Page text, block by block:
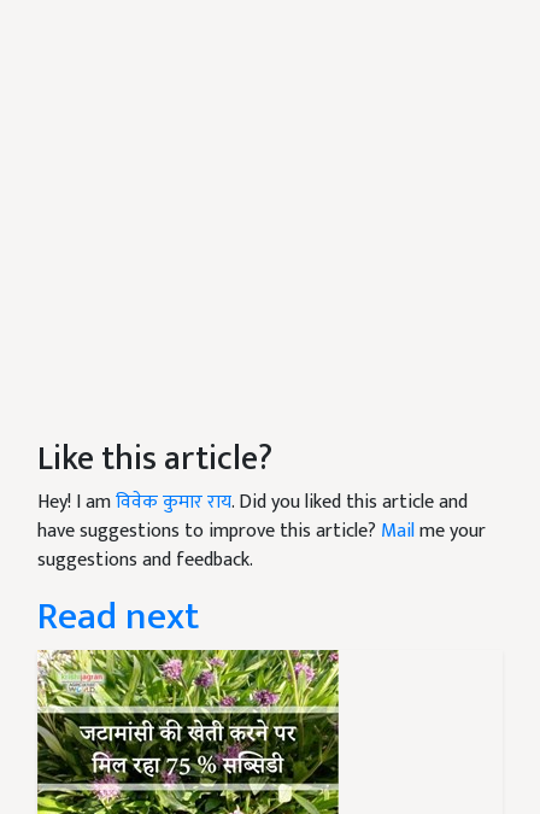
Like this article?
Hey! I amविवेक कुमार राय. Did you liked this article and
have suggestions to improve this article? Mailme your
suggestions and feedback.
Read next